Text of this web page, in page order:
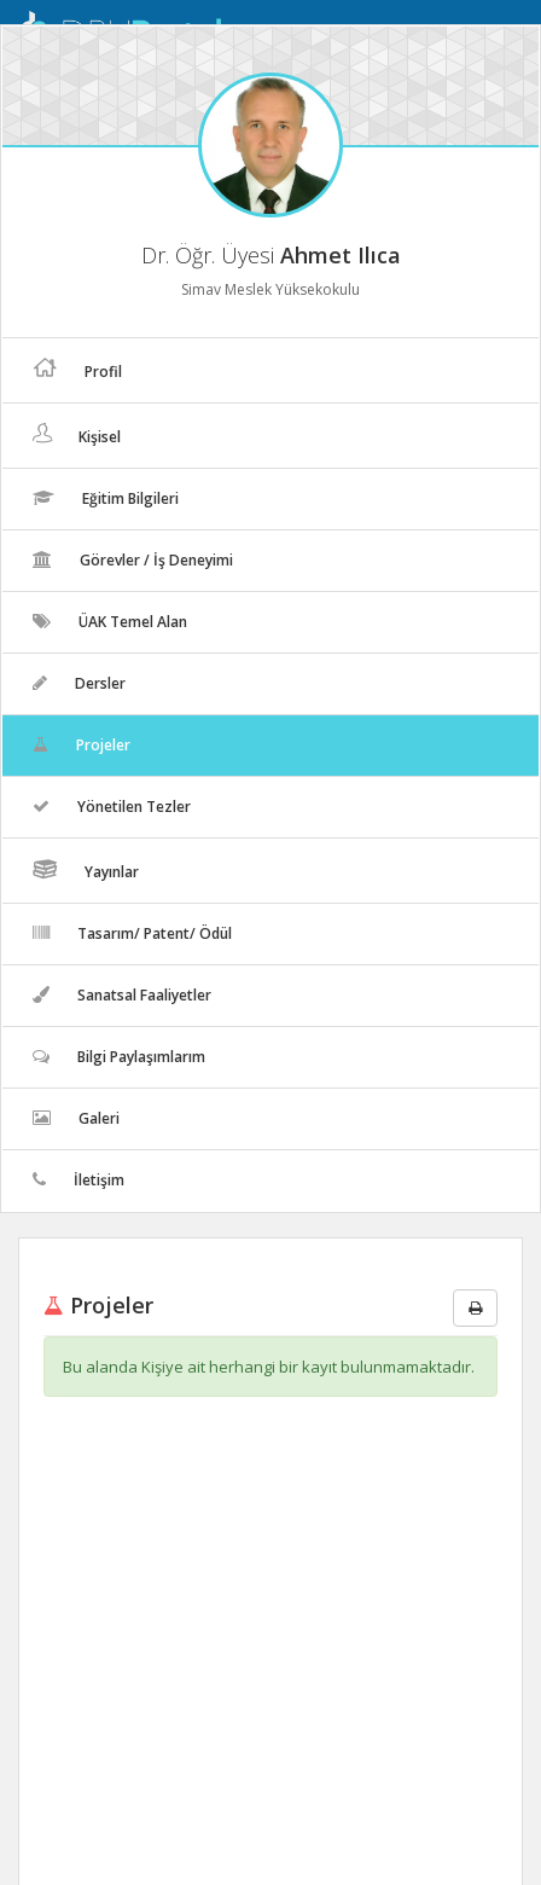
Mobil
Dr. Öğr. Üyesi Ahmet Ilıca
Simav Meslek Yüksekokulu
Profil
Kişisel
Eğitim Bilgileri
Görevler / İş Deneyimi
ÜAK Temel Alan
Dersler
Projeler
Yönetilen Tezler
Yayınlar
Tasarım/ Patent/ Ödül
Sanatsal Faaliyetler
Bilgi Paylaşımlarım
Galeri
İletişim
Projeler
Bu alanda Kişiye ait herhangi bir kayıt bulunmamaktadır.